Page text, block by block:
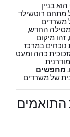
בניין
מתחם רוטשילד
של משרדים
החדש,
מיקום
נוכחים במרכז
כהה ומעט
מחפשים
של משרדים
התואמים